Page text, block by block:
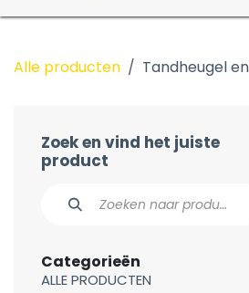
Alle producten Tandheugel
Zoek en vind het juiste
product
Categorieën
ALLE PRODUCTEN